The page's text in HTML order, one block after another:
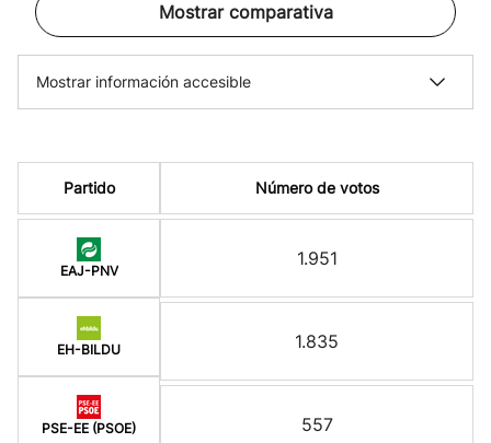
Mostrar comparativa
Mostrar información accesible
Partido
EAJ-PNV
EH-BILDU
PSE-EE (PSOE)
Número de votos
1.951
1.835
557